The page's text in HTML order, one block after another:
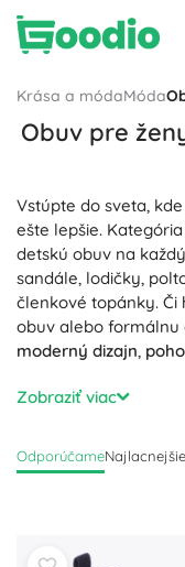
Krása a módaMóda
Obuv pre
Vstúpte do sveta,
ešte lepšie.
detskú obuv na
sandále, lodičky,
členkové topánky.
obuv alebo formálnu
moderný dizajn,
Materiály robia
životnosť , priedušné
tlmenie nárazov,
Nechýba
vyberateľné vložky
veľkosti a šírky
Zobraziť viac
OdporúčameNajlacnejšie